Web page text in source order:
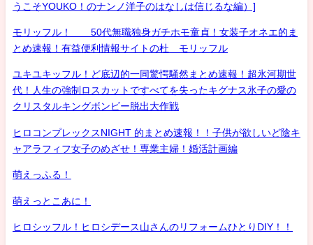
うこそYOUKO！のナンノ洋子のはなしは信じるな編）]
モリッフル！ 50代無職独身ガチホモ童貞！女装子オネエ的ま
とめ速報！有益便利情報サイトの杜 モリッフル
ユキユキッフル！ど底辺的一同驚愕騒然まとめ速報！超氷河期世
代！人生の強制ロスカットですべてを失ったキグナス氷子の愛の
クリスタルキングボンビー脱出大作戦
ヒロコンプレックスNIGHT 的まとめ速報！！子供が欲しいど陰キ
ャアラフィフ女子のめざせ！専業主婦！婚活計画編
萌えっふる！
萌えっとこあに！
ヒロシッフル！ヒロシデース山さんのリフォームひとりDIY！！